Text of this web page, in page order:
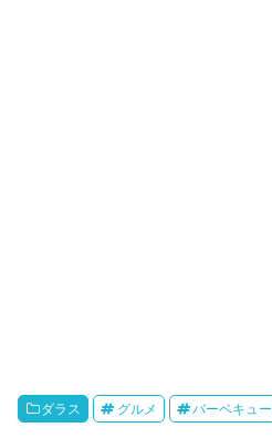
ダラス グルメ バーベキュー